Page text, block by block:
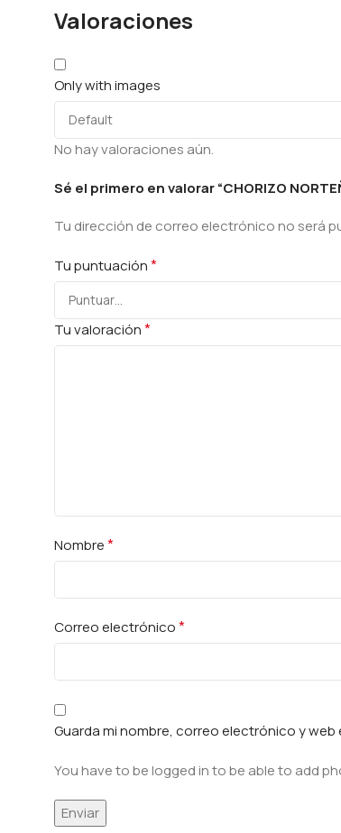
Valoraciones
Only with images
No hay valoraciones aún.
Sé el primero en valorar “CHORIZO
Tu dirección de correo electrónico no será
Tu puntuación*
Tu valoración*
Nombre*
Correo electrónico*
Guarda mi nombre, correo electrónico y
You have to be logged in to be able to add